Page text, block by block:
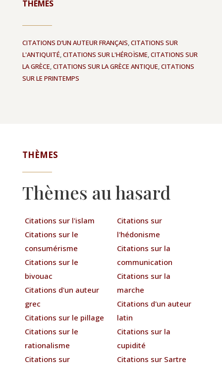
THÈMES
CITATIONS D’UN AUTEUR FRANÇAIS,CITATIONS SUR
L'ANTIQUITÉ,CITATIONS SUR L'HÉROÏSME,CITATIONS SUR
LA GRÈCE,CITATIONS SUR LA GRÈCE ANTIQUE,CITATIONS
SUR LE PRINTEMPS
THÈMES
Thèmes au hasard
Citations sur l'islam
Citations sur le
consumérisme
Citations sur le
bivouac
Citations d'un auteur
grec
Citations sur le pillage
Citations sur le
rationalisme
Citations sur
Citations sur
l'hédonisme
Citations sur la
communication
Citations sur la
marche
Citations d'un auteur
latin
Citations sur la
cupidité
Citations sur Sartre